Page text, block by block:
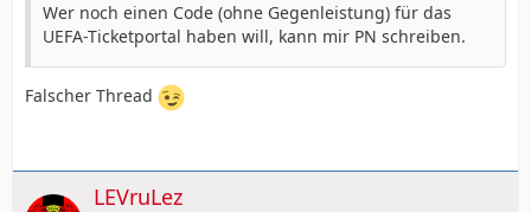
Wer noch einen Code (ohne Gegenleistung) für das
UEFA-Ticketportal haben will, kann mir PN schreiben.
Falscher Thread
LEVruLez